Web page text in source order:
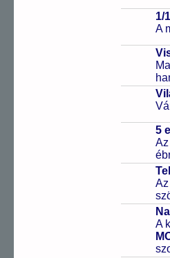
1/
A
5
A